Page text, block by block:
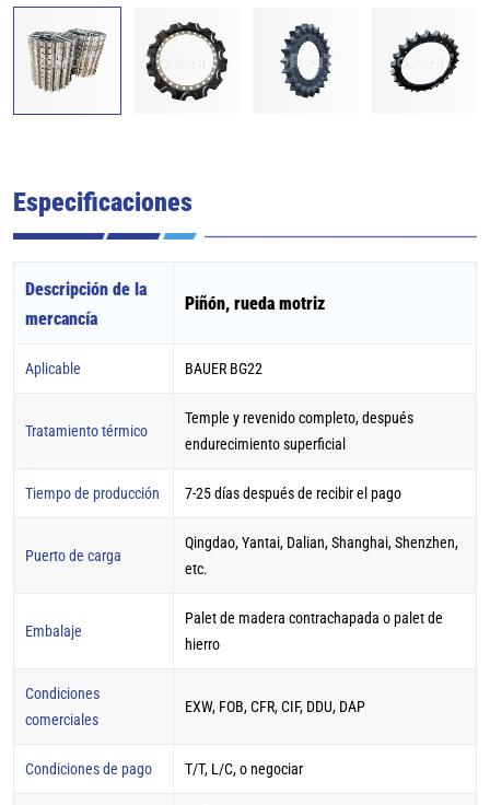
Especificaciones
Descripción de la
mercancía
Piñón, rueda motriz
Aplicable BAUER BG22
Tratamiento térmico
Temple y revenido completo, después
endurecimiento superficial
Tiempo de producción 7-25 días después de recibir el pago
Puerto de carga
Qingdao, Yantai, Dalian, Shanghai, Shenzhen,
etc.
Embalaje
Palet de madera contrachapada o palet de
hierro
Condiciones
comerciales
EXW, FOB, CFR, CIF, DDU, DAP
Condiciones de pago T/T, L/C, o negociar